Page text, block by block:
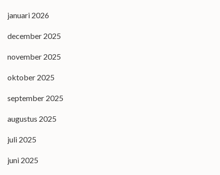
januari 2026
december 2025
november 2025
oktober 2025
september 2025
augustus 2025
juli 2025
juni 2025